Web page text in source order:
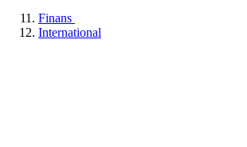
Finans
International